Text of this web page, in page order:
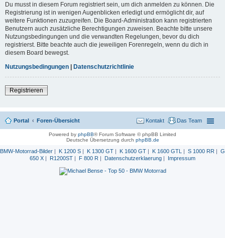
Du musst in diesem Forum registriert sein, um dich anmelden zu können. Die
Registrierung ist in wenigen Augenblicken erledigt und ermöglicht dir, auf
weitere Funktionen zuzugreifen. Die Board-Administration kann registrierten
Benutzern auch zusätzliche Berechtigungen zuweisen. Beachte bitte unsere
Nutzungsbedingungen und die verwandten Regelungen, bevor du dich
registrierst. Bitte beachte auch die jeweiligen Forenregeln, wenn du dich in
diesem Board bewegst.
Nutzungsbedingungen | Datenschutzrichtlinie
Registrieren
Portal Foren-Übersicht Das Team
Kontakt
Powered by phpBB® Forum Software © phpBB Limited
Deutsche Übersetzung durch phpBB.de
BMW-Motorrad-Bilder | K 1200 S | K 1300 GT | K 1600 GT | K 1600 GTL | S 1000 RR | G
650 X | R1200ST | F 800 R | Datenschutzerklaerung | Impressum